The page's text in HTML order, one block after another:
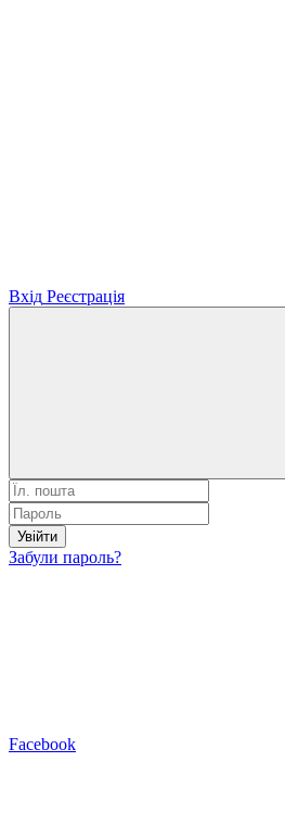
Вхід Реєстрація
Увійти
Забули пароль?
Facebook